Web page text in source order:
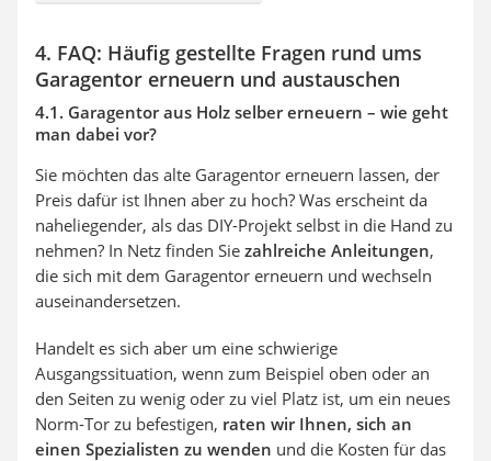
4. FAQ: Häufig gestellte Fragen rund ums
Garagentor erneuern und austauschen
4.1. Garagentor aus Holz selber erneuern – wie geht
man dabei vor?
Sie möchten das alte Garagentor erneuern lassen, der
Preis dafür ist Ihnen aber zu hoch? Was erscheint da
naheliegender, als das DIY-Projekt selbst in die Hand zu
nehmen? In Netz finden Sie zahlreiche Anleitungen,
die sich mit dem Garagentor erneuern und wechseln
auseinandersetzen.
Handelt es sich aber um eine schwierige
Ausgangssituation, wenn zum Beispiel oben oder an
den Seiten zu wenig oder zu viel Platz ist, um ein neues
Norm-Tor zu befestigen, raten wir Ihnen, sich an
einen Spezialisten zu wenden und die Kosten für das